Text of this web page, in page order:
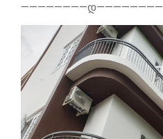
————————დ————————